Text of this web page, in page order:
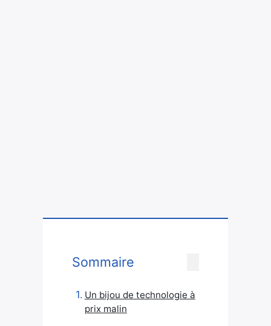
Sommaire
Un bijou de technologie à
prix malin